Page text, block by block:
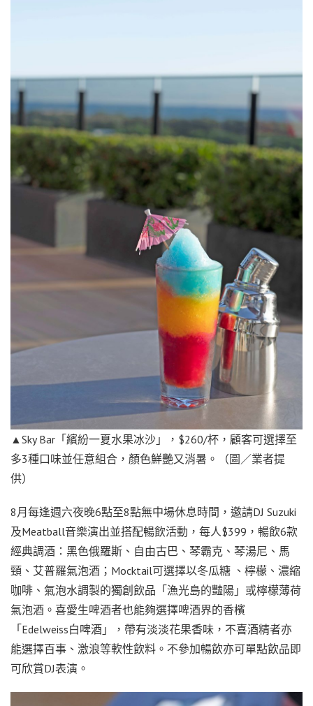
▲Sky Bar「繽紛一夏水果冰沙」，$260/杯，顧客可選擇至
多3種口味並任意組合，顏色鮮艷又消暑。（圖／業者提
供）
8月每逢週六夜晚6點至8點無中場休息時間，邀請DJ Suzuki
及Meatball音樂演出並搭配暢飲活動，每人$399，暢飲6款
經典調酒：黑色俄羅斯、自由古巴、琴霸克、琴湯尼、馬
頸、艾普羅氣泡酒；Mocktail可選擇以冬瓜糖 、檸檬、濃縮
咖啡、氣泡水調製的獨創飲品「漁光島的豔陽」或檸檬薄荷
氣泡酒。喜愛生啤酒者也能夠選擇啤酒界的香檳
「Edelweiss白啤酒」，帶有淡淡花果香味，不喜酒精者亦
能選擇百事、激浪等軟性飲料。不參加暢飲亦可單點飲品即
可欣賞DJ表演。